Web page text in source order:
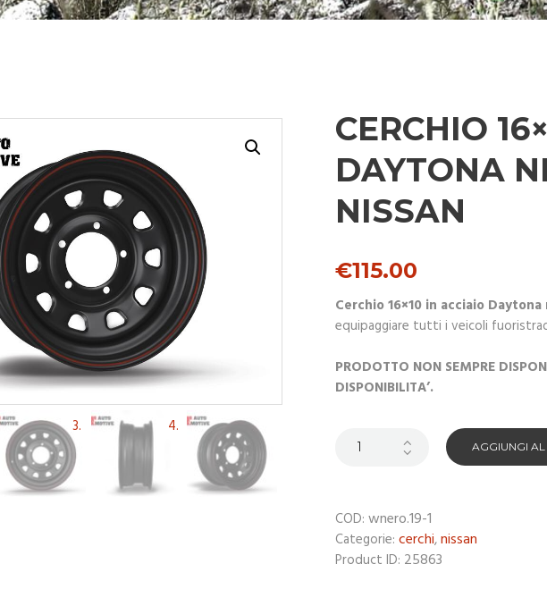
CERCHIO
DAYTONA
NISSAN
€115.00
Cerchio 16×10 in acciaio
equipaggiare tutti i veicoli
PRODOTTO NON SEMPRE
DISPONIBILITA’.
AGGIUNGI
COD: wnero.19-1
Categorie: cerchi,nissan
Product ID: 25863